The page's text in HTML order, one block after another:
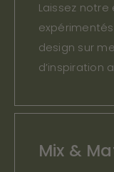
Laissez
design sur
d’inspiration
Mix &